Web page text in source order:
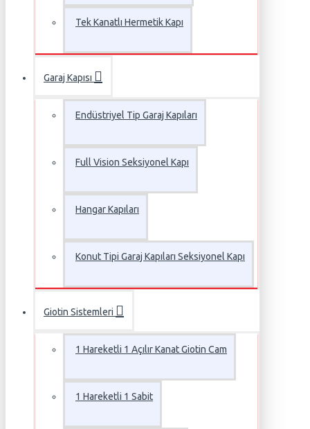
Tek Kanatlı Hermetik Kapı
Garaj Kapısı
Endüstriyel Tip Garaj Kapıları
Full Vision Seksiyonel Kapı
Hangar Kapıları
Konut Tipi Garaj Kapıları Seksiyonel Kapı
Giotin Sistemleri
1 Hareketli 1 Açılır Kanat Giotin Cam
1 Hareketli 1 Sabit